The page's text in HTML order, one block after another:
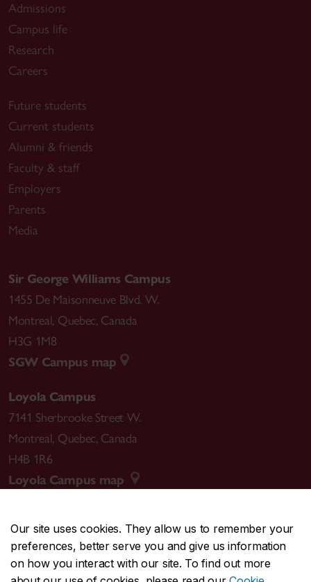
Our site uses cookies. They allow us to remember your
preferences, better serve you and give us information
on how you interact with our site. To find out more
Admissions
Campus life
Research
Careers
Future students
Current students
Alumni & friends
Faculty & staff
Employers
Parents
Media
Sir George Williams Campus
1455 De Maisonneuve Blvd. W.
Montreal, Quebec, Canada
H3G 1M8
SGW Campus map
Loyola Campus
7141 Sherbrooke Street W.
Montreal, Quebec, Canada
H4B 1R6
Loyola Campus map
CENTRAL514-848-2424